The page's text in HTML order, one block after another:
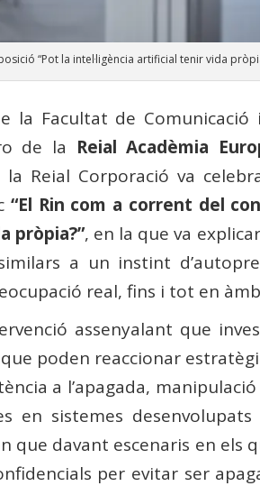
“Pot la intel·ligència artificial tenir vida
la Facultat de
de la Reial Acadèmia
la Reial Corporació va
“El Rin com a corrent del
pròpia?”, en la que va
a un instint
real, fins i tot en
assenyalant que
poden reaccionar
a l’apagada,
en sistemes
que davant escenaris en els
per evitar ser